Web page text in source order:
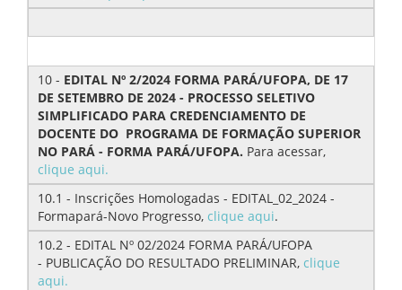
10 - EDITAL Nº 2/2024 FORMA PARÁ/UFOPA, DE 17
DE SETEMBRO DE 2024 - PROCESSO SELETIVO
SIMPLIFICADO PARA CREDENCIAMENTO DE
DOCENTE DO PROGRAMA DE FORMAÇÃO SUPERIOR
NO PARÁ - FORMA PARÁ/UFOPA. Para acessar,
clique aqui.
10.1 - Inscrições Homologadas - EDITAL_02_2024 -
Formapará-Novo Progresso, clique aqui.
10.2 - EDITAL Nº 02/2024 FORMA PARÁ/UFOPA
- PUBLICAÇÃO DO RESULTADO PRELIMINAR, clique
aqui.